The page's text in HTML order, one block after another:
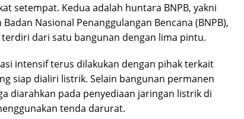
setempat. Kedua adalah huntara BNPB, yakni
Nasional Penanggulangan Bencana (BNPB),
dari satu bangunan dengan lima pintu.
intensif terus dilakukan dengan pihak terkait
siap dialiri listrik. Selain bangunan permanen
diarahkan pada penyediaan jaringan listrik di
tenda darurat.